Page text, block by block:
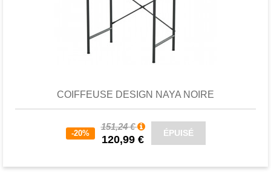
COIFFEUSE DESIGN NAYA NOIRE
-20%
151,24 €
120,99 €
ÉPUISÉ